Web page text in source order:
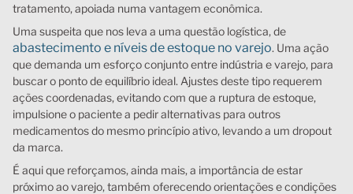
tratamento, apoiada numa vantagem econômica.
Uma suspeita que nos leva a uma questão logística, de
abastecimento e níveis de estoque no varejo. Uma ação
que demanda um esforço conjunto entre indústria e varejo, para
buscar o ponto de equilíbrio ideal. Ajustes deste tipo requerem
ações coordenadas, evitando com que a ruptura de estoque,
impulsione o paciente a pedir alternativas para outros
medicamentos do mesmo princípio ativo, levando a um dropout
da marca.
É aqui que reforçamos, ainda mais, a importância de estar
próximo ao varejo, também oferecendo orientações e condições